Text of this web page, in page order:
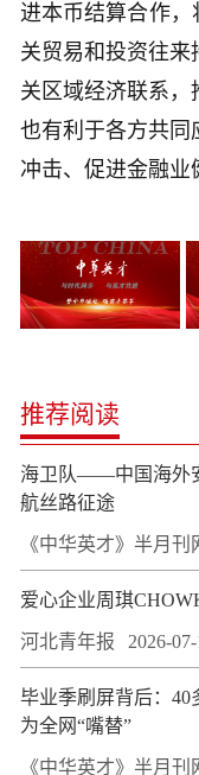
进本币结算合作，
关贸易和投资往来
关区域经济联系
也有利于各方共同
冲击、促进金融业
推荐阅读
海卫队——中国海外
航丝路征途
《中华英才》半月刊
爱心企业周琪
河北青年报 2026-
毕业季刷屏背后：40
为全网“嘴替”
《中华英才》半月刊